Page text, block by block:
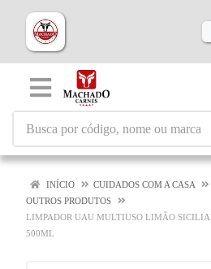
INÍCIO
CUIDADOS COM A CASA
OUTROS PRODUTOS
LIMPADOR UAU MULTIUSO LIMÃO
500ML